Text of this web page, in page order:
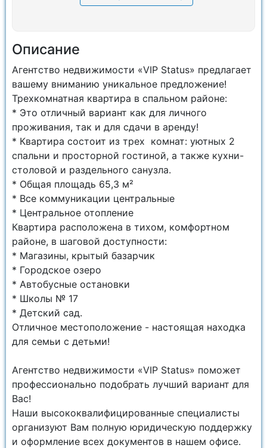
Описание
Агентство недвижимости «VIP Status» предлагает
вашему вниманию уникальное предложение!
Трехкомнатная квартира в спальном районе:
* Это отличный вариант как для личного
проживания, так и для сдачи в аренду!
* Квартира состоит из трех комнат: уютных 2
спальни и просторной гостиной, а также кухни-
столовой и раздельного санузла.
* Общая площадь 65,3 м²
* Все коммуникации центральные
* Центральное отопление
Квартира расположена в тихом, комфортном
районе, в шаговой доступности:
* Магазины, крытый базарчик
* Городское озеро
* Автобусные остановки
* Школы № 17
* Детский сад.
Отличное местоположение - настоящая находка
для семьи с детьми!
Агентство недвижимости «VIP Status» поможет
профессионально подобрать лучший вариант для
Вас!
Наши высококвалифицированные специалисты
организуют Вам полную юридическую поддержку
и оформление всех документов в нашем офисе.